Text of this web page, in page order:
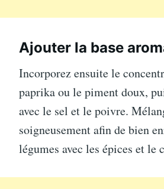
Ajouter la base
Incorporez ensuite le
paprika ou le piment doux,
avec le sel et le poivre.
soigneusement afin de bien
légumes avec les épices et le